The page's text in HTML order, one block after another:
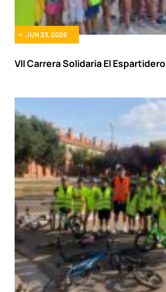
JUN 23, 2026
VII Carrera Solidaria El Espartidero